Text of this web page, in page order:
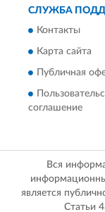
СЛУЖБА
Контакты
Карта сайта
Публичная
соглашение
Вся
является
Статьи